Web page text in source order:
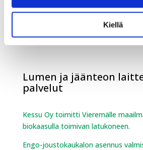
Kiellä
Sumeko mukana Offroad Expossa
Romain Febvre motocrossin
suomalaisosaaminen mukana
Lumen ja jäänteon
palvelut
Kessu Oy toimitti Vieremälle
biokaasulla toimivan latukoneen.
Engo-joustokaukalon asennus